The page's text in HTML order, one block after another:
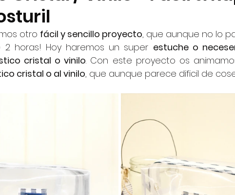
otro fácil y sencillo proyecto, que aunque no lo
horas! Hoy haremos un super estuche o
cristal o vinilo. Con este proyecto os
cristal o al vinilo, que aunque parece dificil de